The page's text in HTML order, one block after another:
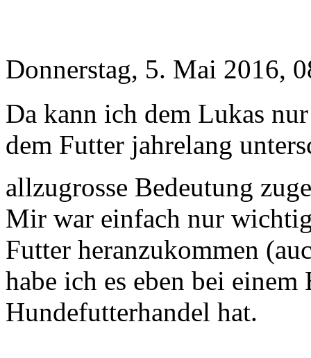
Donnerstag, 5. Mai 2016,
Da kann ich dem Lukas
dem Futter jahrelang
allzugrosse Bedeutung
Mir war einfach nur
Futter heranzukommen
habe ich es eben bei
Hundefutterhandel hat.